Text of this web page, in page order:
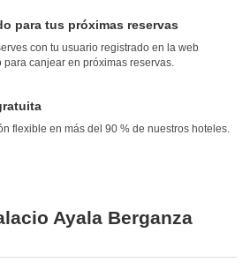
para tus próximas reservas
con tu usuario registrado en la web
para canjear en próximas reservas.
flexible en más del 90 % de nuestros hoteles.
Ayala Berganza